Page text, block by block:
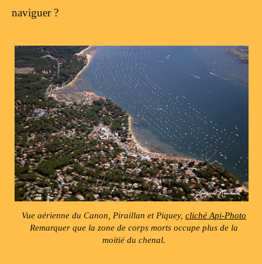
naviguer ?
Vue aérienne du Canon, Piraillan et Piquey, cliché Api-Photo
Remarquer que la zone de corps morts occupe plus de la
moitié du chenal.